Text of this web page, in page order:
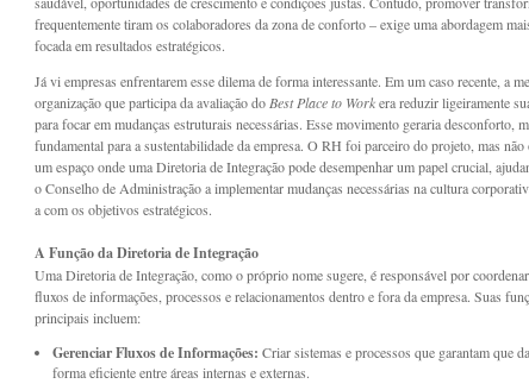
frequentemente tiram os colaboradores da zona de conforto – exige uma abordagem
focada em resultados estratégicos.
Já vi empresas enfrentarem esse dilema de forma interessante. Em um caso recente, a
organização que participa da avaliação doBest Place to Workera reduzir ligeiramente
para focar em mudanças estruturais necessárias. Esse movimento geraria desconforto,
fundamental para a sustentabilidade da empresa. O RH foi parceiro do projeto, mas não
um espaço onde uma Diretoria de Integração pode desempenhar um papel crucial,
o Conselho de Administração a implementar mudanças necessárias na cultura
a com os objetivos estratégicos.
A Função da Diretoria de Integração
Uma Diretoria de Integração, como o próprio nome sugere, é responsável por
fluxos de informações, processos e relacionamentos dentro e fora da empresa. Suas
principais incluem:
Gerenciar Fluxos de Informações: Criar sistemas e processos que garantam que
forma eficiente entre áreas internas e externas.